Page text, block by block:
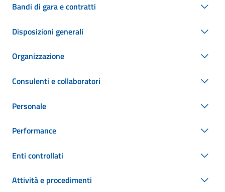
Bandi di gara e contratti
Disposizioni generali
Organizzazione
Consulenti e collaboratori
Personale
Performance
Enti controllati
Attività e procedimenti